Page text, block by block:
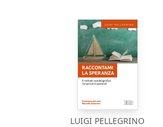
LUIGI PELLEGRINO